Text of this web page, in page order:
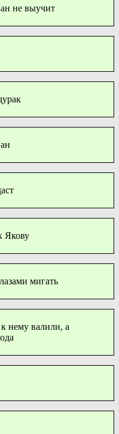
не выучит
Якову
мигать
нему валили, а